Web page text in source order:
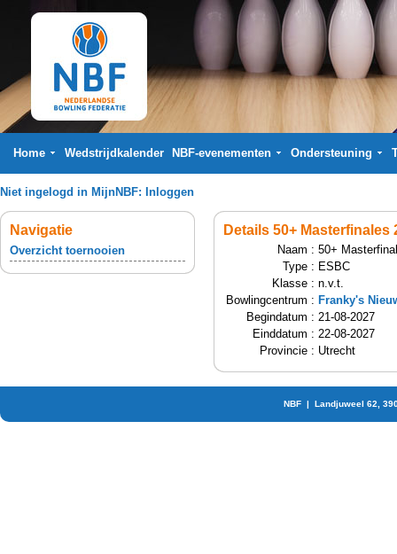
Home Wedstrijdkalender NBF-evenementen Ondersteuning
Niet ingelogd in MijnNBF: Inloggen
Navigatie
Overzicht toernooien
Details 50+ Masterfinales
Naam : 50+
Type : ESBC
Klasse : n.v.t.
Bowlingcentrum : Franky's
Begindatum : 21-08-2027
Einddatum : 22-08-2027
Provincie : Utrecht
NBF | Landjuweel 62,